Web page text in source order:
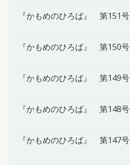
『かもめのひろば』 第151号
『かもめのひろば』 第150号
『かもめのひろば』 第149号
『かもめのひろば』 第148号
『かもめのひろば』 第147号